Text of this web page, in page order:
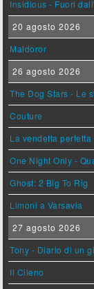
Insidious - Fuori
20 agosto 2026
Maldoror
26 agosto 2026
The Dog Stars - Le
Couture
La vendetta
One Night Only -
Ghost: 2 Big To Rig
Limoni a Varsavia
27 agosto 2026
Tony - Diario di un
Il Cileno